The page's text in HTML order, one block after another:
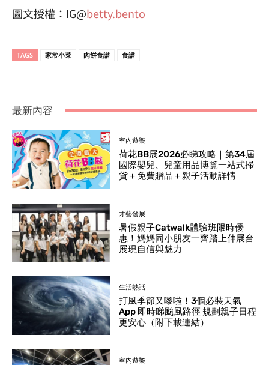
圖文授權：IG@betty.bento
TAGS 家常小菜 肉餅食譜 食譜
最新內容
室內遊樂
荷花BB展2026必睇攻略｜第34屆
國際嬰兒、兒童用品博覽一站式掃
貨＋免費贈品＋親子活動詳情
才藝發展
暑假親子Catwalk體驗班限時優
惠！媽媽同小朋友一齊踏上伸展台
展現自信與魅力
生活熱話
打風季節又嚟啦！3個必裝天氣
App 即時睇颱風路徑 規劃親子日程
更安心（附下載連結）
室內遊樂